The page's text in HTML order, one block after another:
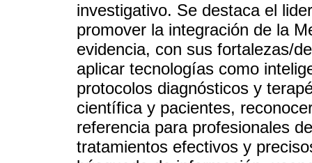
investigativo. Se destaca el
promover la integración de la
evidencia, con sus fortalezas/
aplicar tecnologías como
protocolos diagnósticos y
científica y pacientes,
referencia para profesionales
tratamientos efectivos y